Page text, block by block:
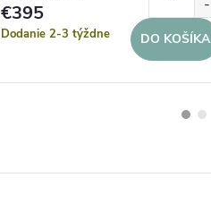
€395
Dodanie 2-3 týždne DO KOŠÍKA